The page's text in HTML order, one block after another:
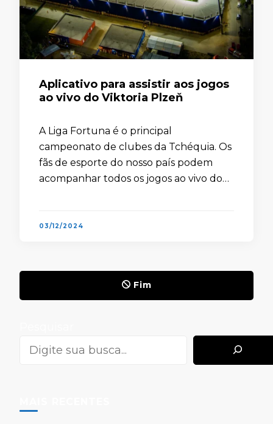
Aplicativo para assistir aos jogos
ao vivo do Viktoria Plzeň
A Liga Fortuna é o principal
campeonato de clubes da Tchéquia. Os
fãs de esporte do nosso país podem
acompanhar todos os jogos ao vivo do
03/12/2024
Fim